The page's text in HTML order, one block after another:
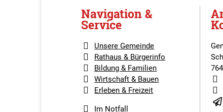
Navigation &
Service
Unsere Gemeinde
Rathaus & Bürgerinfo
Bildung & Familien
Wirtschaft & Bauen
Erleben & Freizeit
Im Notfall